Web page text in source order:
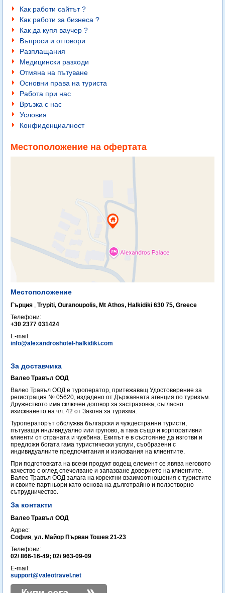
Как работи сайтът ?
Как работи за бизнеса ?
Как да купя ваучер ?
Въпроси и отговори
Разплащания
Медицински разходи
Отмяна на пътуване
Основни права на туриста
Работа при нас
Връзка с нас
Условия
Конфиденциалност
Местоположение на офертата
Местоположение
Гърция , Trypiti, Ouranoupolis, Mt Athos, Halkidiki 630 75, Greece
Телефони:
+30 2377 031424
E-mail:
info@alexandroshotel-halkidiki.com
За доставчика
Валео Травъл ООД
Валео Травъл ООД е туроператор, притежаващ Удостоверение за
регистрация № 05620, издадено от Държавната агенция по туризъм.
Дружеството има сключен договор за застраховка, съгласно
изискването на чл. 42 от Закона за туризма.
Туроператорът обслужва български и чуждестранни туристи,
пътуващи индивидуално или групово, а така също и корпоративни
клиенти от страната и чужбина. Екипът е в състояние да изготви и
предложи богата гама туристически услуги, съобразени с
индивидуалните предпочитания и изисквания на клиентите.
При подготовката на всеки продукт водещ елемент се явява неговото
качество с оглед спечелване и запазване доверието на клиентите.
Валео Травъл ООД залага на коректни взаимоотношения с туристите
и своите партньори като основа на дълготрайно и ползотворно
сътрудничество.
За контакти
Валео Травъл ООД
Адрес:
София, ул. Майор Първан Тошев 21-23
Телефони:
02/ 866-16-49; 02/ 963-09-09
E-mail:
support@valeotravel.net